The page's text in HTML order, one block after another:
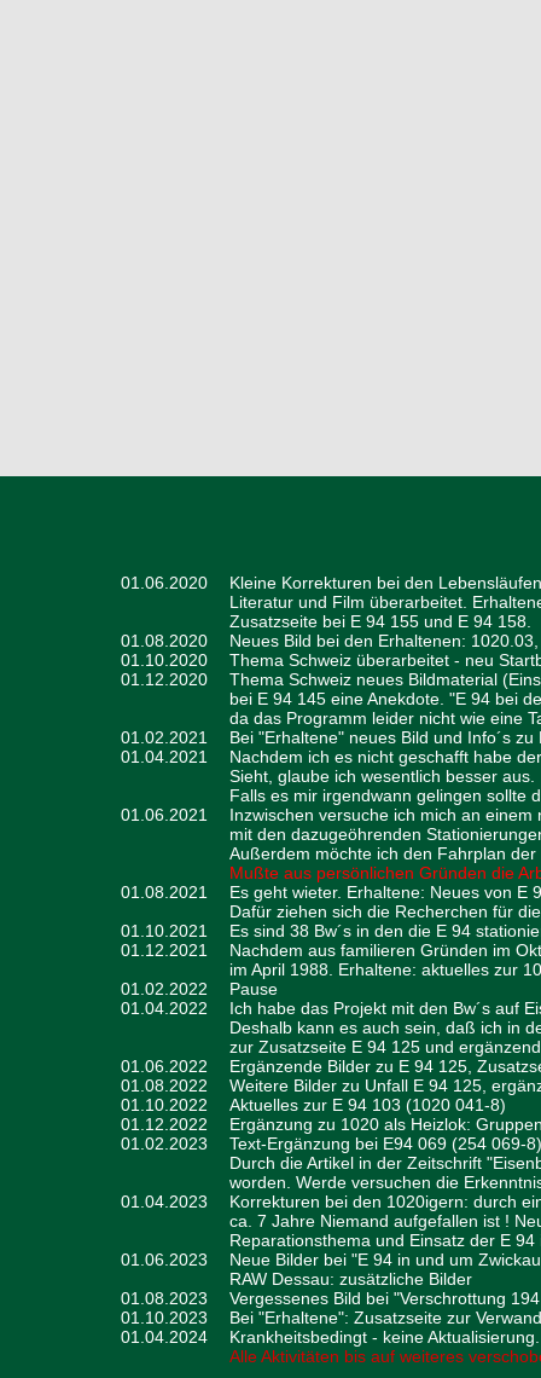
01.06.2020
Kleine Korrekturen bei den
Literatur und Film überarbeitet.
Zusatzseite bei E 94 155 und E 94 158.
01.08.2020
Neues Bild bei den Erhaltenen:
01.10.2020
Thema Schweiz überarbeitet - neu
01.12.2020
Thema Schweiz neues Bildmaterial
bei E 94 145 eine Anekdote. "E 94 bei
da das Programm leider nicht wie eine
01.02.2021
Bei "Erhaltene" neues Bild und Info´s
01.04.2021
Nachdem ich es nicht geschafft habe
Sieht, glaube ich wesentlich besser aus.
Falls es mir irgendwann gelingen sollte
01.06.2021
Inzwischen versuche ich mich an
mit den dazugeöhrenden
Außerdem möchte ich den Fahrplan
Mußte aus persönlichen Gründen die
01.08.2021
Es geht wieter. Erhaltene: Neues von E
Dafür ziehen sich die Recherchen für
01.10.2021
Es sind 38 Bw´s in den die E 94
01.12.2021
Nachdem aus familieren Gründen im
im April 1988. Erhaltene: aktuelles zur
01.02.2022
Pause
01.04.2022
Ich habe das Projekt mit den Bw´s auf
Deshalb kann es auch sein, daß ich in
zur Zusatzseite E 94 125 und
01.06.2022
Ergänzende Bilder zu E 94 125,
01.08.2022
Weitere Bilder zu Unfall E 94 125,
01.10.2022
Aktuelles zur E 94 103 (1020 041-8)
01.12.2022
Ergänzung zu 1020 als Heizlok:
01.02.2023
Text-Ergänzung bei E94 069 (254 069-
Durch die Artikel in der Zeitschrift
worden. Werde versuchen die
01.04.2023
Korrekturen bei den 1020igern: durch
ca. 7 Jahre Niemand aufgefallen ist !
Reparationsthema und Einsatz der E
01.06.2023
Neue Bilder bei "E 94 in und um
RAW Dessau: zusätzliche Bilder
01.08.2023
Vergessenes Bild bei "Verschrottung
01.10.2023
Bei "Erhaltene": Zusatzseite zur
01.04.2024
Krankheitsbedingt - keine
Alle Aktivitäten bis auf weiteres